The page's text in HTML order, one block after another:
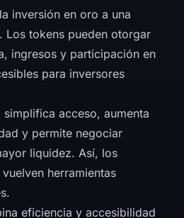
inversión en oro a una
Los tokens pueden otorgar
ingresos y participación en
para inversores
acceso, aumenta
y permite negociar
liquidez. Así, los
herramientas
eficiencia y accesibilidad